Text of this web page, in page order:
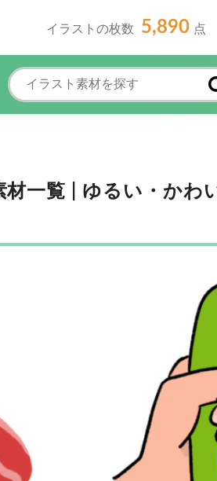
イラストの枚数 5,890 点
一覧 | ゆるい・かわ